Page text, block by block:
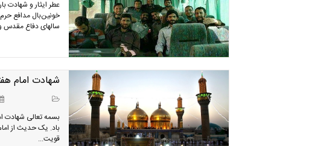
سالهای دفاع مقدس
شهادت امام
بسمه تعالی شهادت
باد. یک حدیث از
قویت...